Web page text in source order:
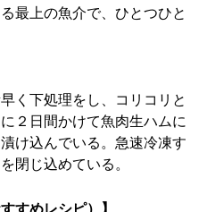
最上の魚介で、ひとつひと
く下処理をし、コリコリと
２日間かけて魚肉生ハムに
け込んでいる。急速冷凍す
を閉じ込めている。
すめレシピ）】